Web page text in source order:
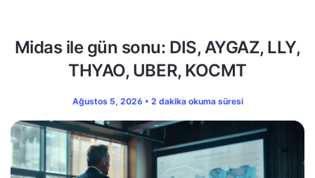
Midas ile gün sonu: DIS, AYGAZ, LLY,
THYAO, UBER, KOCMT
Ağustos 5, 2026 • 2 dakika okuma süresi